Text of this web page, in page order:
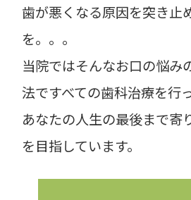
歯が悪くなる原因を突き止
を。。。
当院ではそんなお口の悩み
法ですべての歯科治療を行
あなたの人生の最後まで寄
を目指しています。